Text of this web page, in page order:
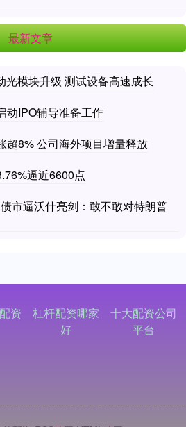
最新文章
光模块升级 测试设备高速成长
动IPO辅导准备工作
超8% 公司海外项目增量释放
逼近6600点
市逼沃什亮剑：敢不敢对特朗普
资
杠杆配资哪家
好
十大配资公司
平台